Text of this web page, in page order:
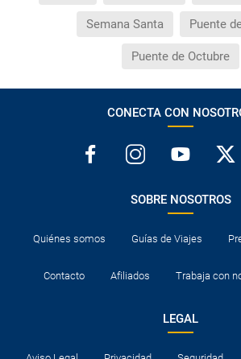
Semana Santa Puente
Puente de Octubre
CONECTA CON
SOBRE NOSOTROS
Quiénes somos Guías de Viajes
Contacto Afiliados Trabaja con
LEGAL